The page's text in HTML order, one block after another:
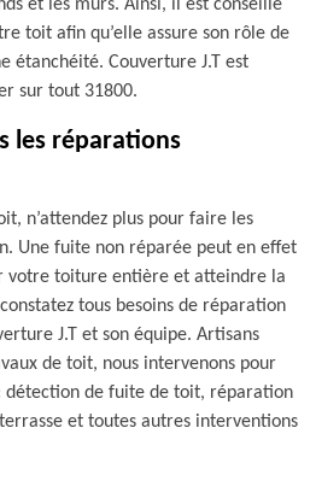
et les murs. Ainsi, il est conseillé
toit afin qu’elle assure son rôle de
étanchéité. Couverture J.T est
sur tout 31800.
les réparations
n’attendez plus pour faire les
Une fuite non réparée peut en effet
votre toiture entière et atteindre la
tous besoins de réparation
J.T et son équipe. Artisans
de toit, nous intervenons pour
détection de fuite de toit, réparation
et toutes autres interventions